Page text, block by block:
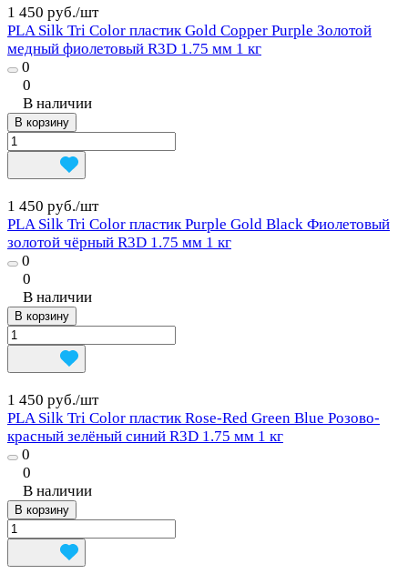
1 450 руб./шт
PLA Silk Tri Color пластик Gold Copper Purple Золотой
медный фиолетовый R3D 1.75 мм 1 кг
0
0
В наличии
В корзину
1 450 руб./шт
PLA Silk Tri Color пластик Purple Gold Black Фиолетовый
золотой чёрный R3D 1.75 мм 1 кг
0
0
В наличии
В корзину
1 450 руб./шт
PLA Silk Tri Color пластик Rose-Red Green Blue Розово-
красный зелёный синий R3D 1.75 мм 1 кг
0
0
В наличии
В корзину